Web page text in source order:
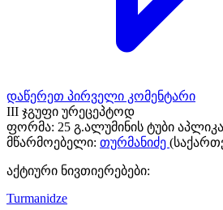
დაწერეთ პირველი კომენტარი
III ჯგუფი ურეცეპტოდ
ფორმა: 25 გ.ალუმინის ტუბი
მწარმოებელი: თურმანიძე
აქტიური ნივთიერებები:
Turmanidze